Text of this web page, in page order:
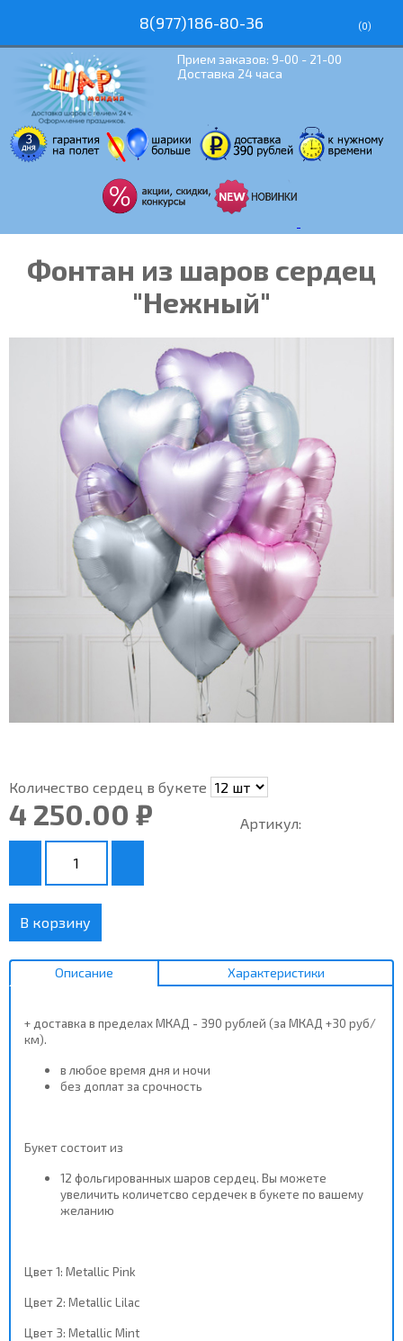
8(977)186-80-36 (0)
Прием заказов: 9-00 - 21-00
Доставка 24 часа
Фонтан из шаров сердец
"Нежный"
Количество сердец в букете
4 250.00 ₽ Артикул:
В корзину
Описание Характеристики
+ доставка в пределах МКАД - 390 рублей (за МКАД +30 руб/
км).
в любое время дня и ночи
без доплат за срочность
Букет состоит из
12 фольгированных шаров сердец. Вы можете
увеличить количетсво сердечек в букете по вашему
желанию
Цвет 1: Metallic Pink
Цвет 2: Metallic Lilac
Цвет 3: Metallic Mint